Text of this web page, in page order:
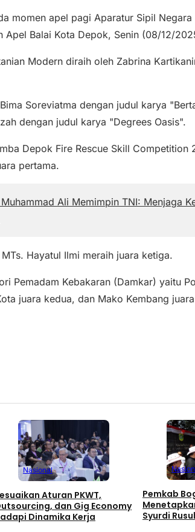
momen apel pagi Aparatur Sipil Negara
Apel Balai Kota Depok, Senin (08/12/
Modern diraih oleh Zabrina
Soreviatma dengan judul karya
dengan judul karya "Degrees Oasis".
Depok Fire Rescue Skill Competition
pertama.
Ali Memimpin TNI: Menjaga
Hayatul Ilmi meraih juara ketiga.
Pemadam Kebakaran (Damkar) yaitu
juara kedua, dan Mako Kembang
Nasional
Aturan PKWT,
dan Gig Economy
Dinamika Kerja
Pemkab
Syurdi